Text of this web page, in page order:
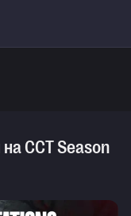
CCT Season